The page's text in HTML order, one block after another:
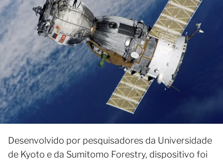
Desenvolvido por pesquisadores da Universidade
de Kyoto e da Sumitomo Forestry, dispositivo foi